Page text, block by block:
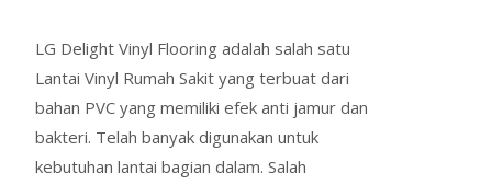
LG Delight Vinyl Flooring adalah salah satu
Lantai Vinyl Rumah Sakit yang terbuat dari
bahan PVC yang memiliki efek anti jamur dan
bakteri. Telah banyak digunakan untuk
kebutuhan lantai bagian dalam. Salah